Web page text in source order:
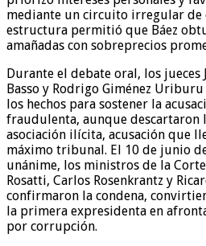
mediante un circuito irregular de
estructura permitió que Báez
amañadas con sobreprecios
Durante el debate oral, los jueces
Basso y Rodrigo Giménez
los hechos para sostener la
fraudulenta, aunque
asociación ilícita, acusación que
máximo tribunal. El 10 de junio
unánime, los ministros de la
Rosatti, Carlos Rosenkrantz y
confirmaron la condena,
la primera expresidenta en
por corrupción.